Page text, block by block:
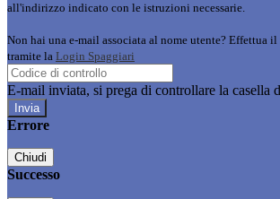
all'indirizzo indicato con le istruzioni necessarie.
Non hai una e-mail associata al nome utente? Effettua il
tramite la Login Spaggiari
E-mail inviata, si prega di controllare la casella
Errore
Chiudi
Successo